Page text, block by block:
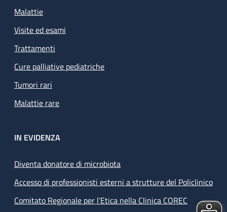
Malattie
Visite ed esami
Trattamenti
Cure palliative pediatriche
Tumori rari
Malattie rare
IN EVIDENZA
Diventa donatore di microbiota
Accesso di professionisti esterni a strutture del Policlinico
Comitato Regionale per l’Etica nella Clinica COREC